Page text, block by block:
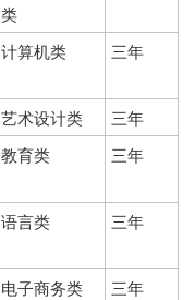
类
计算机类 三年
艺术设计类
三年
教育类 三年
语言类 三年
电子商务类
三年